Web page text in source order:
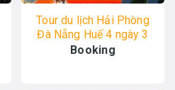
Tour du lịch Hải Phòng
Đà Nẵng Huế 4 ngày 3
đêm, Alo 0934.247.166
Booking